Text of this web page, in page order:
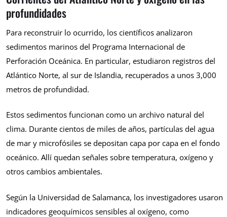
profundidades
Para reconstruir lo ocurrido, los científicos analizaron
sedimentos marinos del Programa Internacional de
Perforación Oceánica. En particular, estudiaron registros del
Atlántico Norte, al sur de Islandia, recuperados a unos 3,000
metros de profundidad.
Estos sedimentos funcionan como un archivo natural del
clima. Durante cientos de miles de años, partículas del agua
de mar y microfósiles se depositan capa por capa en el fondo
oceánico. Allí quedan señales sobre temperatura, oxígeno y
otros cambios ambientales.
Según la Universidad de Salamanca, los investigadores usaron
indicadores geoquímicos sensibles al oxígeno, como